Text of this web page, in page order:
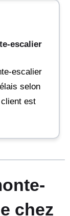
escalier
escalier
selon
est
chez